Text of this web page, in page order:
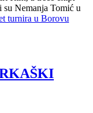
su Nemanja Tomić u
turnira u Borovu